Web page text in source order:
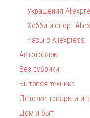
Украшения
Хобби и спорт
Часы с Aliexpress
Автотовары
Без рубрики
Бытовая техника
Детские товары и
Дом и быт